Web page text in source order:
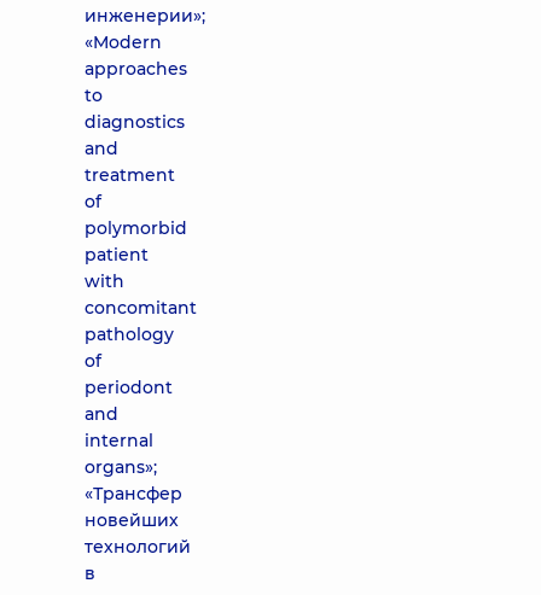
инженерии»;
«Modern
approaches
to
diagnostics
and
treatment
of
polymorbid
patient
with
concomitant
pathology
of
periodont
and
internal
organs»;
«Трансфер
новейших
технологий
в